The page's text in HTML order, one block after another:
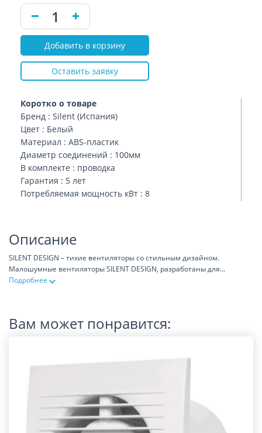
Коротко о товаре
Бренд : Silent (Испания)
Цвет : Белый
Материал : ABS-пластик
Диаметр соединений : 100мм
В комплекте : проводка
Гарантия : 5 лет
Потребляемая мощность кВт : 8
Добавить в корзину
Оставить заявку
Описание
SILENT DESIGN – тихие вентиляторы со стильным дизайном.
Малошумные вентиляторы SILENT DESIGN, разработаны для...
Подробнее
Вам может понравится: